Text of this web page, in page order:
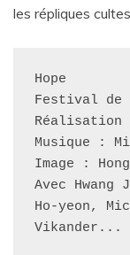
les répliques
Hope
Festival de
Réalisation
Musique :
Image :
Avec
Ho-yeon,
Vikander...